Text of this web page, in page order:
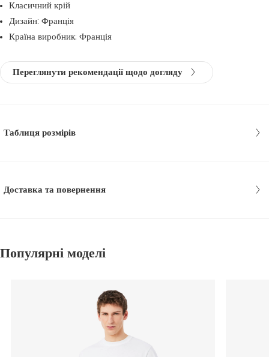
Класичний крій
Дизайн: Франція
Країна виробник: Франція
Переглянути рекомендації щодо догляду
Таблиця розмірів
Доставка та повернення
Популярні моделі